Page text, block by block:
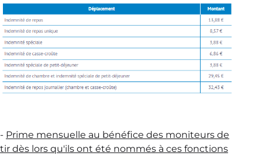
- Prime mensuelle au bénéfice des moniteurs de
tir dès lors qu'ils ont été nommés à ces fonctions